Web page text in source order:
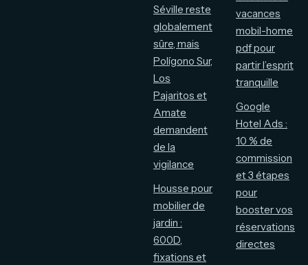
Séville reste
globalement
sûre, mais
Polígono Sur,
Los
Pajaritos et
Amate
demandent
de la
vigilance
Housse pour
mobilier de
jardin :
600D,
fixations et
vacances
mobil-home
pdf pour
partir l’esprit
tranquille
Google
Hotel Ads :
10 % de
commission
et 3 étapes
pour
booster vos
réservations
directes